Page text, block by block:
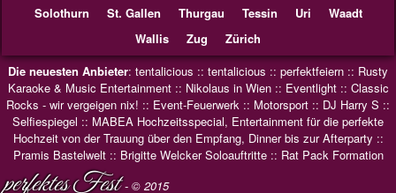
Solothurn
St. Gallen Thurgau Tessin Uri
Waadt
Wallis
Zug
Zürich
Die neuesten Anbieter: tentalicious :: tentalicious :: perfektfeiern :: Rusty
Karaoke & Music Entertainment:: Nikolaus in Wien:: Eventlight:: Classic
Rocks - wir vergeigen nix! :: Event-Feuerwerk :: Motorsport :: DJ Harry S ::
Selfiespiegel :: MABEA Hochzeitsspecial, Entertainment für die perfekte
Hochzeit von der Trauung über den Empfang, Dinner bis zur Afterparty ::
Pramis Bastelwelt:: Brigitte Welcker Soloauftritte:: Rat Pack Formation
perfektes Fest- © 2015